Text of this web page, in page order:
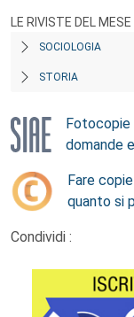
LE RIVISTE DEL MESE
SOCIOLOGIA
STORIA
Fotocopie
domande
Fare
quanto si
Condividi :